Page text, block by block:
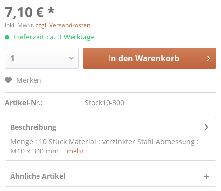
7,10 € *
inkl. MwSt. zzgl. Versandkosten
Lieferzeit ca. 3 Werktage
In den Warenkorb
Merken
Artikel-Nr.: Stock10-300
Beschreibung
Menge : 10 Stück Material : verzinkter Stahl Abmessung :
M10 x 300 mm... mehr
Ähnliche Artikel